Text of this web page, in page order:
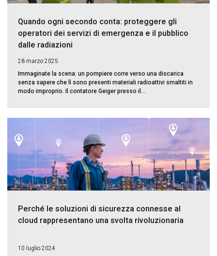
Quando ogni secondo conta: proteggere gli
operatori dei servizi di emergenza e il pubblico
dalle radiazioni
28 marzo 2025
Immaginate la scena: un pompiere corre verso una discarica
senza sapere che lì sono presenti materiali radioattivi smaltiti in
modo improprio. Il contatore Geiger presso il...
Perché le soluzioni di sicurezza connesse al
cloud rappresentano una svolta rivoluzionaria
10 luglio 2024